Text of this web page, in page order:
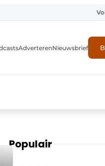
AdverterenNieuwsbrief
Populair